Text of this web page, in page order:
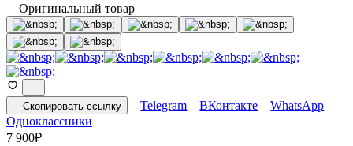
Оригинальный товар
Скопировать ссылку Telegram ВКонтакте
WhatsApp
Одноклассники
7 900₽